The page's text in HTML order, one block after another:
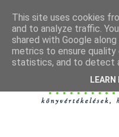
This site uses cookies
and to analyze traffic.
shared with Google
metrics to ensure quality
statistics, and to detect
LEARN